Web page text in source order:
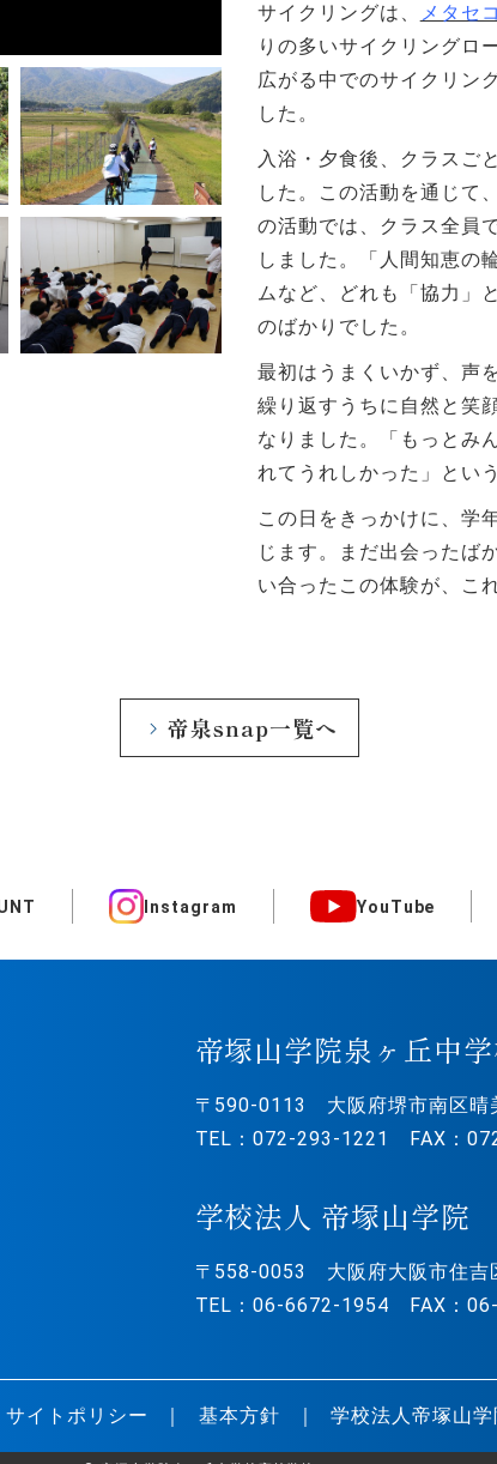
サイクリングは、 メタセ
りの多いサイクリングロ
広がる中でのサイクリン
した。
入浴・夕食後、クラスご
した。この活動を通じて
の活動では、クラス全員
しました。「人間知恵の
ムなど、どれも「協力」
のばかりでした。
最初はうまくいかず、声
繰り返すうちに自然と笑
なりました。「もっとみ
れてうれしかった」とい
この日をきっかけに、学
じます。まだ出会ったば
い合ったこの体験が、こ
帝泉snap一覧へ
Instagram YouTube
帝塚山学院泉ヶ丘中
〒590-0113 大阪府堺市南区
TEL：072-293-1221 FAX：
学校法人 帝塚山学院
〒558-0053 大阪府大阪市住
TEL：06-6672-1954 FAX：
サイトポリシー 基本方針 学校法人帝塚山学